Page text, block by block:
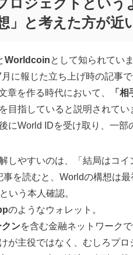
ロジェクトという
」と考えた方が近
Worldcoinとして知られていま
に報じた立ち上げ時の記事
章を作る時代において、
「
目指していると説明されて
にWorld IDを受け取り、一
しやすいのは、「結局はコ
事を読むと、Worldの構想は最
という本人確認。
のようなウォレット。
ンを含む金融ネットワークで
が主役ではなく、むしろプ